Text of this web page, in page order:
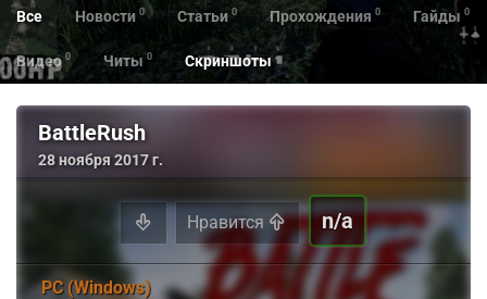
Все Новости 0 Статьи 0 Прохождения 0 Гайды 0
Видео 0 Читы 0 Скриншоты
BattleRush
28 ноября 2017 г.
Нравится n/a
PC (Windows)